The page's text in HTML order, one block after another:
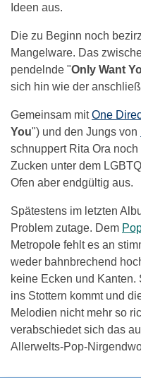
Ideen aus.
Die zu Beginn noch
Mangelware. Das
pendelnde "Only Want
sich hin wie der
Gemeinsam mitOne
You") und den Jungs von
schnuppert Rita Ora
Zucken unter dem
Ofen aber endgültig aus.
Spätestens im letzten
Problem zutage. Dem
Metropole fehlt es an
weder bahnbrechend
keine Ecken und
ins Stottern kommt und
Melodien nicht mehr so
verabschiedet sich das
Allerwelts-Pop-